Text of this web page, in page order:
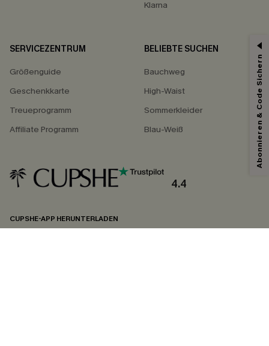
Klarna
SERVICEZENTRUM
Größenguide
Geschenkkarte
Treueprogramm
Affiliate Programm
BELIEBTE SUCHEN
Bauchweg
High-Waist
Sommerkleider
Blau-Weiß
4.4
CUPSHE-APP HERUNTERLADEN
Abonnieren & Code Sichern